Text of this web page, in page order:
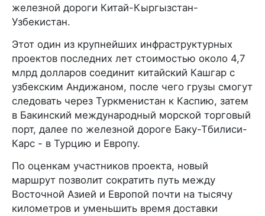
железной дороги Китай-Кыргызстан-
Узбекистан.
Этот один из крупнейших инфраструктурных
проектов последних лет стоимостью около 4,7
млрд долларов соединит китайский Кашгар с
узбекским Андижаном, после чего грузы смогут
следовать через Туркменистан к Каспию, затем
в Бакинский международный морской торговый
порт, далее по железной дороге Баку-Тбилиси-
Карс - в Турцию и Европу.
По оценкам участников проекта, новый
маршрут позволит сократить путь между
Восточной Азией и Европой почти на тысячу
километров и уменьшить время доставки